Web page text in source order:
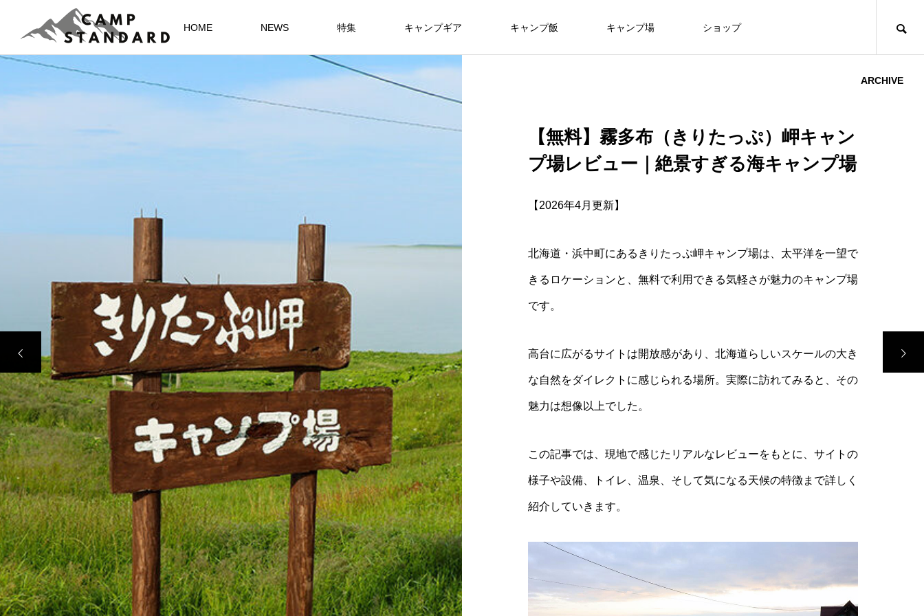
HOME NEWS 特集 キャンプギア キャンプ飯 キャンプ場 ショップ
【無料】霧多布（きりたっぷ）岬キャン
プ場レビュー｜絶景すぎる海キャンプ場
【2026年4月更新】
北海道・浜中町にあるきりたっぷ岬キャンプ場は、太平洋を一望で
きるロケーションと、無料で利用できる気軽さが魅力のキャンプ場
です。
高台に広がるサイトは開放感があり、北海道らしいスケールの大き
な自然をダイレクトに感じられる場所。実際に訪れてみると、その
魅力は想像以上でした。
この記事では、現地で感じたリアルなレビューをもとに、サイトの
様子や設備、トイレ、温泉、そして気になる天候の特徴まで詳しく
紹介していきます。
ARCHIVE